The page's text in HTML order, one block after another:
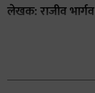
लेखक: राजीव भार्गव